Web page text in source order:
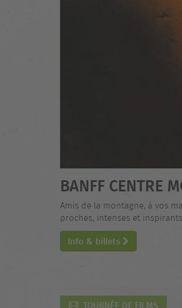
BANFF CENTRE
Amis de la montagne, à vos
proches, intenses et
Info & billets
TOURNÉE DE FILMS